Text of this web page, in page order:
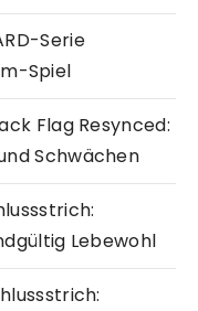
Serie
Spiel
Flag Resynced:
Schwächen
Lebewohl